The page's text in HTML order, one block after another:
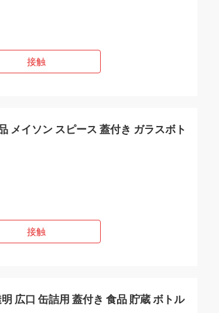
接触
メイソン スピース 蓋付き ガラスボト
接触
広口 缶詰用 蓋付き 食品 貯蔵 ボトル